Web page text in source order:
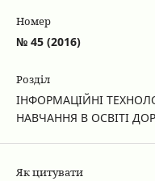
Номер
№ 45 (2016)
Розділ
ІНФОРМАЦІЙНІ
НАВЧАННЯ В ОСВІТІ
Як цитувати